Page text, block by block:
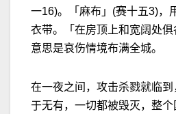
一16)。「麻布」(赛十五3)，
衣带。「在房顶上和宽阔处俱
意思是哀伤情境布满全城。
在一夜之间，攻击杀戮就临
于无有，一切都被毁灭，整个